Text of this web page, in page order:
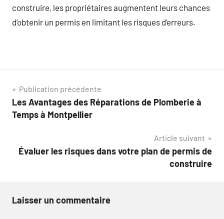
construire, les propriétaires augmentent leurs chances
d’obtenir un permis en limitant les risques d’erreurs.
Navigation
de
Publication précédente
Les Avantages des Réparations de Plomberie à
Temps à Montpellier
Article suivant
Évaluer les risques dans votre plan de permis de
construire
Laisser un commentaire